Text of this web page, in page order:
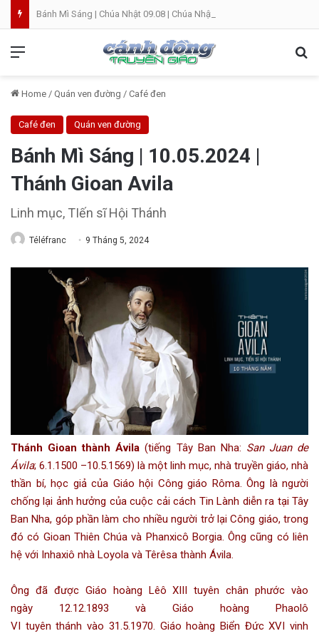
Bánh Mì Sáng | Chúa Nhật 09.08 | Chúa Nhật XIX Thường Niên
Home / Quán ven đường / Café đen
Café đen Quán ven đường
Bánh Mì Sáng | 10.05.2024 |
Thánh Gioan Avila
Linh mục, TIến sĩ Hội Thánh
Téléfranc 9 Tháng 5, 2024
Thánh Gioan thành Ávila (tiếng Tây Ban Nha: San Juan de
Ávila; 6.1.1500 –10.5.1569) là một linh mục, nhà truyền giáo, nhà
thần bí, học giả của Giáo hội Công giáo Rôma. Ông là người
chống lại ảnh hưởng của cuộc cải cách Tin Lành diễn ra tạiTây
Ban Nha, góp phần làm cho nhiều người trở lại Công giáo, trong
đó có Gioan Thiên Chúa và Phanxicô Borgia. Ông cũng có liên
hệ với Inhaxiô nhà Loyola và Têrêsa thành Ávila.
Ông đã được Giáo hoàng Lêô XIII tuyênchân phước vào
ngày 12.12.1893 và Giáo hoàng Phaolô
VI tuyênthánh vào 31.5.1970. Giáo hoàng Biển Đức XVI vinh